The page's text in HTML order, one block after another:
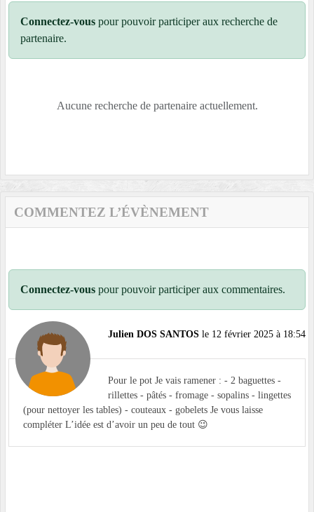
Connectez-vous pour pouvoir participer aux recherche de
partenaire.
Aucune recherche de partenaire actuellement.
COMMENTEZ L’ÉVÈNEMENT
Connectez-vous pour pouvoir participer aux commentaires.
Julien DOS SANTOS le 12 février 2025 à 18:54
Pour le pot Je vais ramener : - 2 baguettes -
⁠rillettes - ⁠pâtés - ⁠fromage - ⁠sopalins - ⁠lingettes
(pour nettoyer les tables) - ⁠couteaux - ⁠gobelets Je vous laisse
compléter L’idée est d’avoir un peu de tout 😉